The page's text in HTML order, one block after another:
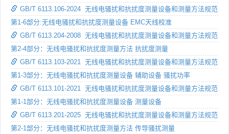
GB/T 6113.106-2024 无线电骚扰和抗扰度测量设备和测量方法规范
第1-6部分:无线电骚扰和抗扰度测量设备 EMC天线校准
GB/T 6113.204-2008 无线电骚扰和抗扰度测量设备和测量方法规范
第2-4部分：无线电骚扰和抗扰度测量方法 抗扰度测量
GB/T 6113.103-2021 无线电骚扰和抗扰度测量设备和测量方法规范
第1-3部分：无线电骚扰和抗扰度测量设备 辅助设备 骚扰功率
GB/T 6113.101-2021 无线电骚扰和抗扰度测量设备和测量方法规范
第1-1部分：无线电骚扰和抗扰度测量设备 测量设备
GB/T 6113.201-2025 无线电骚扰和抗扰度测量设备和测量方法规范
第2-1部分：无线电骚扰和抗扰度测量方法 传导骚扰测量